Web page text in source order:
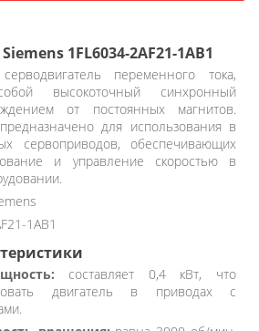
1FL6034-2AF21-1AB1
серводвигатель переменного тока,
высокоточный синхронный
от постоянных магнитов.
для использования в
сервоприводов, обеспечивающих
и управление скоростью в
1AB1
составляет 0,4 кВт, что
двигатель в приводах с